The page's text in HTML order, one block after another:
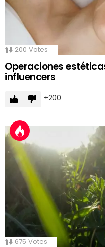
200 Votes
Operaciones
influencers
200
675 Votes